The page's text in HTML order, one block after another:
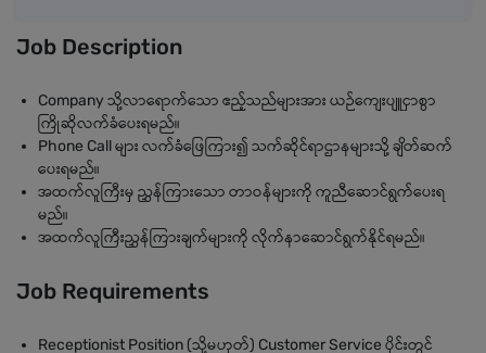
Job Description
Company သို့လာရောက်သော ဧည့်သည်များအား ယဉ်ကျေးပျူငှာစွာ
ကြိုဆိုလက်ခံပေးရမည်။
Phone Call များ လက်ခံဖြေကြား၍ သက်ဆိုင်ရာဌာနများသို့ ချိတ်ဆက်
ပေးရမည်။
အထက်လူကြီးမှ ညွှန်ကြားသော တာဝန်များကို ကူညီဆောင်ရွက်ပေးရ
မည်။
အထက်လူကြီးညွှန်ကြားချက်များကို လိုက်နာဆောင်ရွက်နိုင်ရမည်။
Job Requirements
Receptionist Position (သို့မဟုတ်) Customer Service ပိုင်းတွင်